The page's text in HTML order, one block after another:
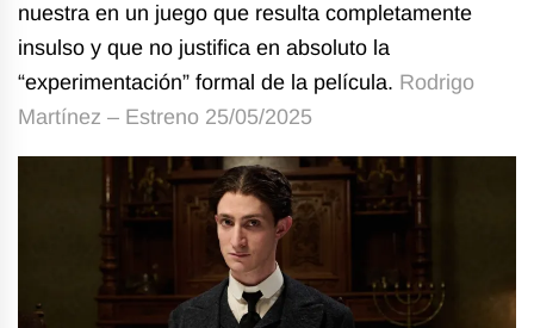
nuestra en un juego que resulta completamente
insulso y que no justifica en absoluto la
“experimentación” formal de la película. Rodrigo
Martínez – Estreno 25/05/2025